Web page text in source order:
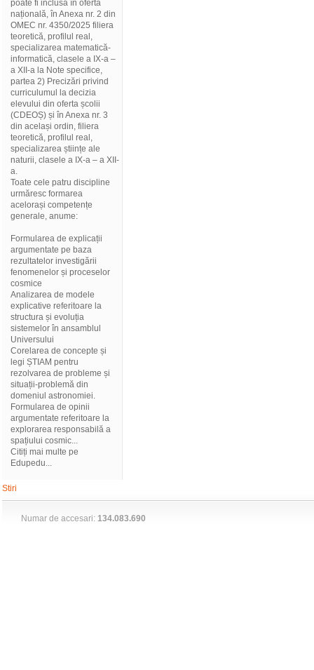
poate fi inclusă în oferta
națională, în Anexa nr. 2 din
OMEC nr. 4350/2025 filiera
teoretică, profilul real,
specializarea matematică-
informatică, clasele a IX-a –
a XII-a la Note specifice,
partea 2) Precizări privind
curriculumul la decizia
elevului din oferta școlii
(CDEOȘ) și în Anexa nr. 3
din același ordin, filiera
teoretică, profilul real,
specializarea științe ale
naturii, clasele a IX-a – a XII-
a.
Toate cele patru discipline
urmăresc formarea
acelorași competențe
generale, anume:
Formularea de explicații
argumentate pe baza
rezultatelor investigării
fenomenelor și proceselor
cosmice
Analizarea de modele
explicative referitoare la
structura și evoluția
sistemelor în ansamblul
Universului
Corelarea de concepte și
legi ȘTIAM pentru
rezolvarea de probleme și
situații-problemă din
domeniul astronomiei.
Formularea de opinii
argumentate referitoare la
explorarea responsabilă a
spațiului cosmic...
Citiți mai multe pe
Edupedu...
Stiri
Numar de accesari: 134.083.690